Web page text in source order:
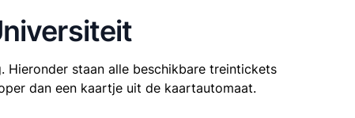
staan alle beschikbare treintickets
dan een kaartje uit de kaartautomaat.